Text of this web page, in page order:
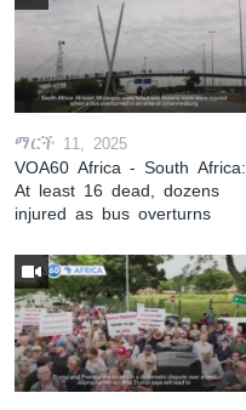
ማርች 11, 2025
VOA60 Africa - South Africa:
At least 16 dead, dozens
injured as bus overturns